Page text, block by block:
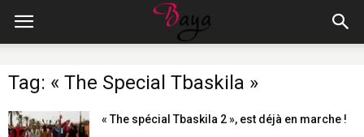
Tag: « The Special Tbaskila »
« The spécial Tbaskila 2 », est déjà en marche !